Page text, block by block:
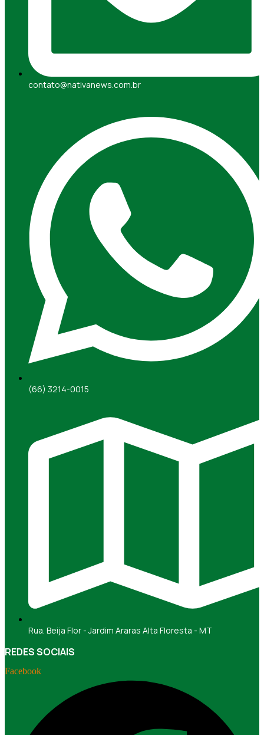
contato@nativanews.com.br
(66) 3214-0015
Rua. Beija Flor - Jardim Araras Alta Floresta - MT
REDES SOCIAIS
Facebook